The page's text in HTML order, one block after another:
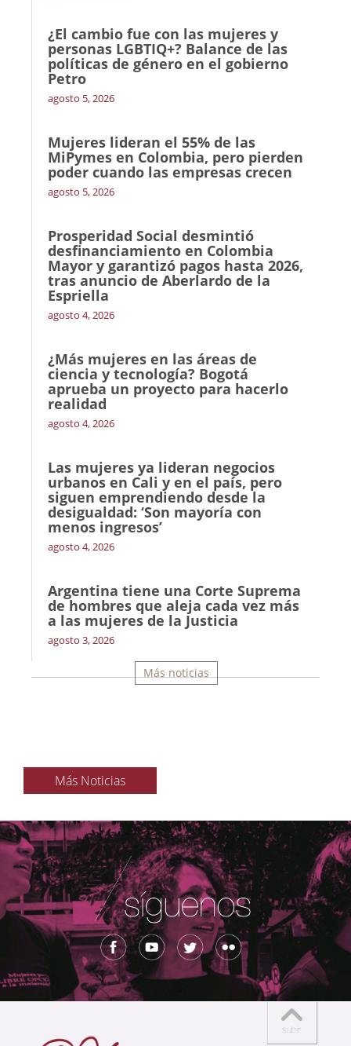
¿El cambio fue con las mujeres y
personas LGBTIQ+? Balance de las
políticas de género en el gobierno
Petro
agosto 5, 2026
Mujeres lideran el 55% de las
MiPymes en Colombia, pero pierden
poder cuando las empresas crecen
agosto 5, 2026
Prosperidad Social desmintió
desfinanciamiento en Colombia
Mayor y garantizó pagos hasta 2026,
tras anuncio de Aberlardo de la
Espriella
agosto 4, 2026
¿Más mujeres en las áreas de
ciencia y tecnología? Bogotá
aprueba un proyecto para hacerlo
realidad
agosto 4, 2026
Las mujeres ya lideran negocios
urbanos en Cali y en el país, pero
siguen emprendiendo desde la
desigualdad: ‘Son mayoría con
menos ingresos’
agosto 4, 2026
Argentina tiene una Corte Suprema
de hombres que aleja cada vez más
a las mujeres de la Justicia
agosto 3, 2026
Más noticias
Más Noticias